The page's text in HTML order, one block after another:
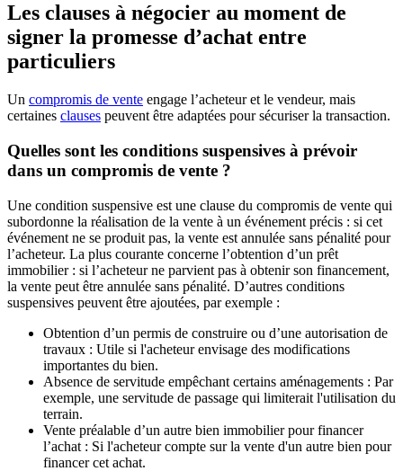
Les clauses à négocier au moment de
signer la promesse d’achat entre
particuliers
Un compromis de vente engage l’acheteur et le vendeur, mais
certaines clauses peuvent être adaptées pour sécuriser la transaction.
Quelles sont les conditions suspensives à prévoir
dans un compromis de vente ?
Une condition suspensive est une clause du compromis de vente qui
subordonne la réalisation de la vente à un événement précis : si cet
événement ne se produit pas, la vente est annulée sans pénalité pour
l’acheteur. La plus courante concerne l’obtention d’un prêt
immobilier : si l’acheteur ne parvient pas à obtenir son financement,
la vente peut être annulée sans pénalité. D’autres conditions
suspensives peuvent être ajoutées, par exemple :
Obtention d’un permis de construire ou d’une autorisation de
travaux : Utile si l'acheteur envisage des modifications
importantes du bien.
Absence de servitude empêchant certains aménagements : Par
exemple, une servitude de passage qui limiterait l'utilisation du
terrain.
Vente préalable d’un autre bien immobilier pour financer
l’achat : Si l'acheteur compte sur la vente d'un autre bien pour
financer cet achat.